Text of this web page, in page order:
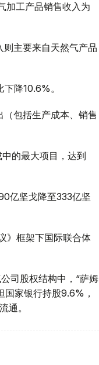
加工产品销售收入为
主要来自天然气产品
降10.6%。
包括生产成本、销售
的最大项目，达到
亿坚戈降至333亿坚
》框架下国际联合体
司股权结构中，“萨姆
家银行持股9.6%，
通。